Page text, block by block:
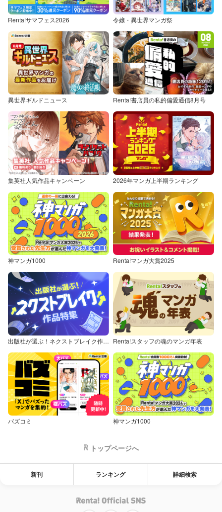
Renta!サマフェス2026 令嬢・異世界マンガ祭
異世界ギルドニュース Renta!書店員の私的偏愛通信8月号
集英社人気作品キャンペーン 2026年マンガ上半期ランキング
神マンガ1000 Renta!マンガ大賞2025
出版社が選ぶ！ネクストブレイク作品特集 Renta!スタッフの魂のマンガ年表
バズコミ 神マンガ1000
トップページへ
新刊 ランキング 詳細検索